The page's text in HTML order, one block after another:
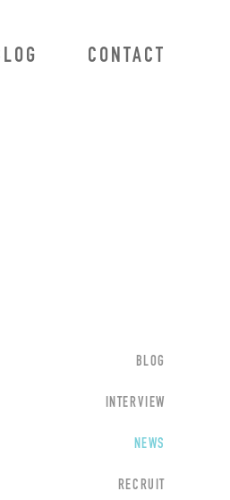
CONTACT
BLOG
INTERVIEW
NEWS
RECRUIT